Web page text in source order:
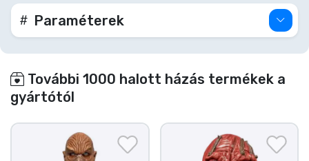
Paraméterek
További 1000 halott házás termékek a
gyártótól